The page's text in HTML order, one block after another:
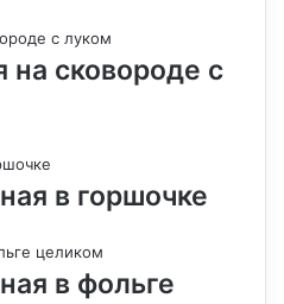
сковороде с
в горшочке
в фольге